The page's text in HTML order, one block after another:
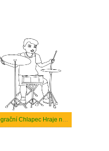
Legrační Chlapec Hraje na Buben